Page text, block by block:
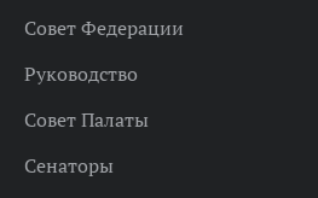
Совет Федерации
Руководство
Совет Палаты
Сенаторы